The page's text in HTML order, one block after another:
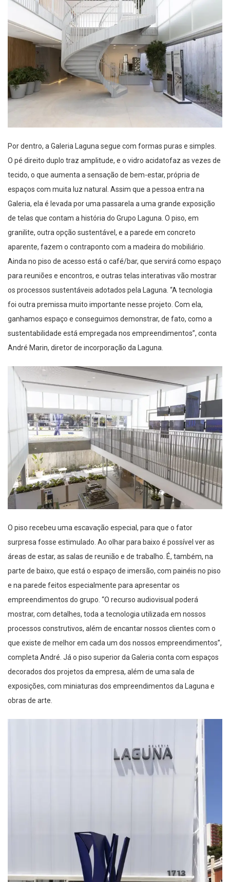
Por dentro, a Galeria Laguna segue com formas puras e simples.
O pé direito duplo traz amplitude, e o vidro acidatofaz as vezes de
tecido, o que aumenta a sensação de bem-estar, própria de
espaços com muita luz natural. Assim que a pessoa entra na
Galeria, ela é levada por uma passarela a uma grande exposição
de telas que contam a história do Grupo Laguna . O piso, em
granilite, outra opção sustentável, e a parede em concreto
aparente, fazem o contraponto com a madeira do mobiliário.
Ainda no piso de acesso está o café/bar, que servirá como espaço
para reuniões e encontros, e outras telas interativas vão mostrar
os processos sustentáveis adotados pela Laguna. “A tecnologia
foi outra premissa muito importante nesse projeto. Com ela,
ganhamos espaço e conseguimos demonstrar, de fato, como a
sustentabilidade está empregada nos empreendimentos”, conta
André Marin, diretor de incorporação da Laguna.
O piso recebeu uma escavação especial, para que o fator
surpresa fosse estimulado. Ao olhar para baixo é possível ver as
áreas de estar, as salas de reunião e de trabalho. É, também, na
parte de baixo, que está o espaço de imersão, com painéis no piso
e na parede feitos especialmente para apresentar os
empreendimentos do grupo. “O recurso audiovisual poderá
mostrar, com detalhes, toda a tecnologia utilizada em nossos
processos construtivos, além de encantar nossos clientes com o
que existe de melhor em cada um dos nossos empreendimentos”,
completaAndré. Já o piso superiorda Galeriaconta com espaços
decorados dos projetos da empresa, além de umasala de
exposições, com miniaturas dos empreendimentos da Laguna e
obras de arte.